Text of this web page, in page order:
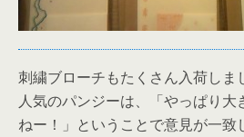
刺繍ブローチもたくさん入荷しま
人気のパンジーは、「やっぱり大
ねー！」ということで意見が一致